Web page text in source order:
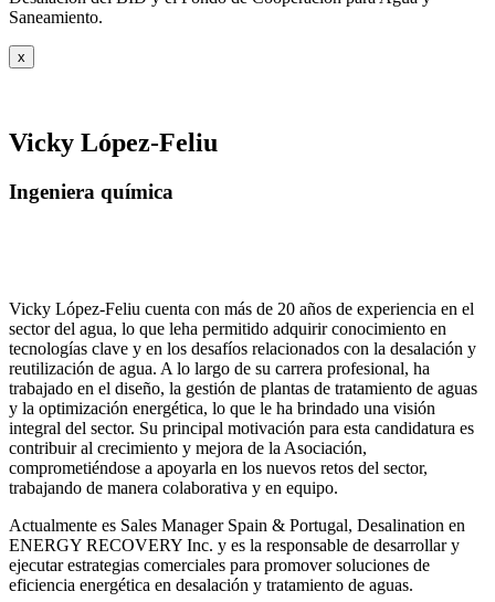
Saneamiento.
x
Vicky López-Feliu
Ingeniera química
Vicky López-Feliu cuenta con más de 20 años de experiencia en el
sector del agua, lo que leha permitido adquirir conocimiento en
tecnologías clave y en los desafíos relacionados con la desalación y
reutilización de agua. A lo largo de su carrera profesional, ha
trabajado en el diseño, la gestión de plantas de tratamiento de aguas
y la optimización energética, lo que le ha brindado una visión
integral del sector. Su principal motivación para esta candidatura es
contribuir al crecimiento y mejora de la Asociación,
comprometiéndose a apoyarla en los nuevos retos del sector,
trabajando de manera colaborativa y en equipo.
Actualmente es Sales Manager Spain & Portugal, Desalination en
ENERGY RECOVERY Inc. y es la responsable de desarrollar y
ejecutar estrategias comerciales para promover soluciones de
eficiencia energética en desalación y tratamiento de aguas.